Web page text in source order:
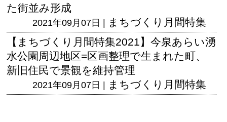
た街並み形成
2021年09月07日 | まちづくり月間特集
【まちづくり月間特集2021】今泉あらい湧
水公園周辺地区=区画整理で生まれた町、
新旧住民で景観を維持管理
2021年09月07日 | まちづくり月間特集